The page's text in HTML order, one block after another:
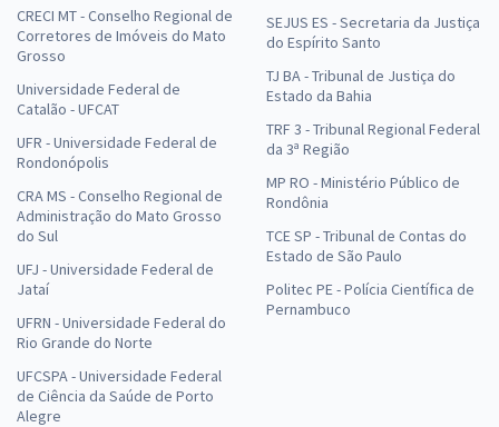
CRECI MT - Conselho Regional de
Corretores de Imóveis do Mato
Grosso
Universidade Federal de
Catalão - UFCAT
UFR - Universidade Federal de
Rondonópolis
CRA MS - Conselho Regional de
Administração do Mato Grosso
do Sul
UFJ - Universidade Federal de
Jataí
UFRN - Universidade Federal do
Rio Grande do Norte
UFCSPA - Universidade Federal
de Ciência da Saúde de Porto
Alegre
SEJUS ES - Secretaria da Justiça
do Espírito Santo
TJ BA - Tribunal de Justiça do
Estado da Bahia
TRF 3 - Tribunal Regional Federal
da 3ª Região
MP RO - Ministério Público de
Rondônia
TCE SP - Tribunal de Contas do
Estado de São Paulo
Politec PE - Polícia Científica de
Pernambuco